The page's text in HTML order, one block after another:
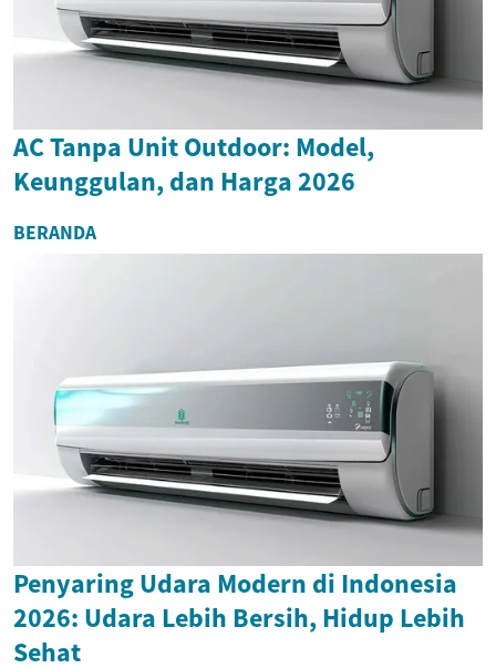
AC Tanpa Unit Outdoor: Model,
Keunggulan, dan Harga 2026
BERANDA
Penyaring Udara Modern di Indonesia
2026: Udara Lebih Bersih, Hidup Lebih
Sehat